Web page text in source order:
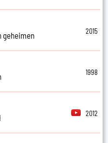
geheimen
2015
1998
2012